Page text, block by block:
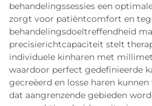
behandelingssessies een
zorgt voor patiëntcomfort en
behandelingsdoeltreffendheid
precisierichtcapaciteit stelt
individuele kinharen met
waardoor perfect gedefinieerde
gecreëerd en losse haren
dat aangrenzende gebieden